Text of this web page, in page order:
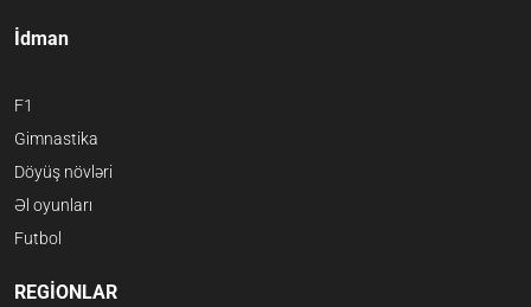
İdman
F1
Gimnastika
Döyüş növləri
Əl oyunları
Futbol
REGİONLAR